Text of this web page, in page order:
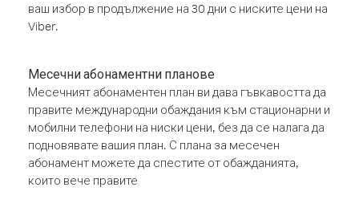
ваш избор в продължение на 30 дни с ниските цени на
Viber.
Месечни абонаментни планове
Месечният абонаментен план ви дава гъвкавостта да
правите международни обаждания към стационарни и
мобилни телефони на ниски цени, без да се налага да
подновявате вашия план. С плана за месечен
абонамент можете да спестите от обажданията,
които вече правите